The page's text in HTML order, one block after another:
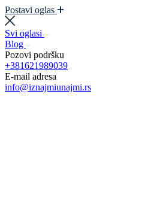
Postavi oglas
Svi oglasi
Blog
Pozovi podršku
+381621989039
E-mail adresa
info@iznajmiunajmi.rs